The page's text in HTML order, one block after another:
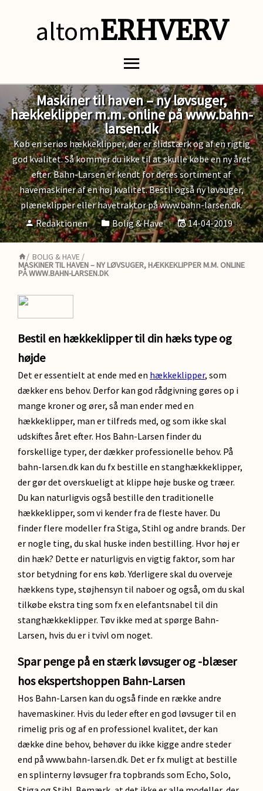
altomERHVERV
Maskiner til haven – ny løvsuger,
hækkeklipper m.m. online på www.bahn-
larsen.dk
Køb en seriøs hækkeklipper, der er slidstærk og af en rigtig
god kvalitet. Så kommer du ikke til at skulle købe en ny året
efter. Bahn-Larsen er kendt for deres sortiment af
havemaskiner af en høj kvalitet. Bestil også ny løvsuger,
plæneklipper eller havetraktor på www.bahn-larsen.dk.
Redaktionen
Bolig & Have 14-04-2019
/ BOLIG & HAVE /
MASKINER TIL HAVEN – NY LØVSUGER, HÆKKEKLIPPER M.M. ONLINE
PÅ WWW.BAHN-LARSEN.DK
Bestil en hækkeklipper til din hæks type og
højde
Det er essentielt at ende med en hækkeklipper, som
dækker ens behov. Derfor kan god rådgivning gøres op i
mange kroner og ører, så man ender med en
hækkeklipper, man er tilfreds med, og som ikke skal
udskiftes året efter. Hos Bahn-Larsen finder du
forskellige typer, der dækker professionelle behov. På
bahn-larsen.dk kan du fx bestille en stanghækkeklipper,
der gør det overskueligt at klippe høje buske og træer.
Du kan naturligvis også bestille den traditionelle
hækkeklipper, som vi kender fra de fleste haver. Du
finder flere modeller fra Stiga, Stihl og andre brands. Der
er nogle ting, du skal huske inden bestilling. Hvor høj er
din hæk? Dette er naturligvis en vigtig faktor, som har
stor betydning for ens køb. Yderligere skal du overveje
hækkens type, støjhensyn til naboer og også, om du skal
tilkøbe ekstra ting som fx en elefantsnabel til din
stanghækkeklipper. Tøv ikke med at spørge Bahn-
Larsen, hvis du er i tvivl om noget.
Spar penge på en stærk løvsuger og -blæser
hos ekspertshoppen Bahn-Larsen
Hos Bahn-Larsen kan du også finde en række andre
havemaskiner. Hvis du leder efter en god løvsuger til en
rimelig pris og af en professionel kvalitet, der kan
dække dine behov, behøver du ikke kigge andre steder
end på www.bahn-larsen.dk. Det er fx muligt at bestille
en splinterny løvsuger fra topbrands som Echo, Solo,